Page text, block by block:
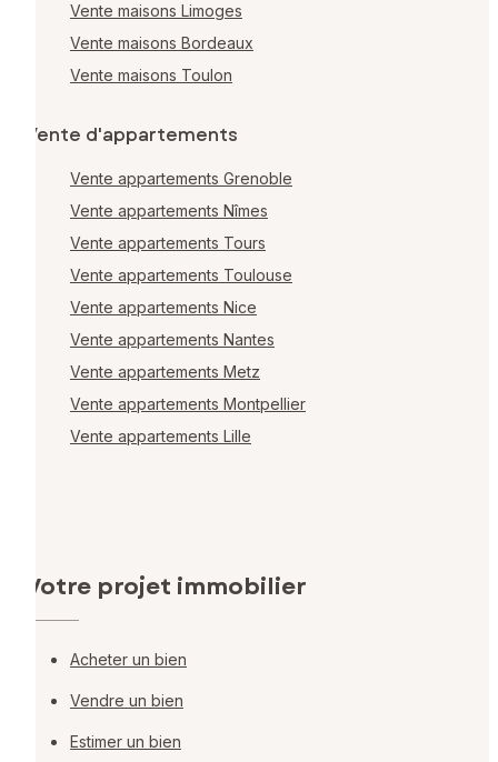
Vente maisons Limoges
Vente maisons Bordeaux
Vente maisons Toulon
Vente d'appartements
Vente appartements Grenoble
Vente appartements Nîmes
Vente appartements Tours
Vente appartements Toulouse
Vente appartements Nice
Vente appartements Nantes
Vente appartements Metz
Vente appartements Montpellier
Vente appartements Lille
Votre projet immobilier
Acheter un bien
Vendre un bien
Estimer un bien